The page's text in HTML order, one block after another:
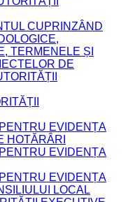
CUPRINZÂND
TERMENELE ȘI
DE
EVIDENȚA
HOTĂRÂRI
EVIDENȚA
EVIDENȚA
LOCAL